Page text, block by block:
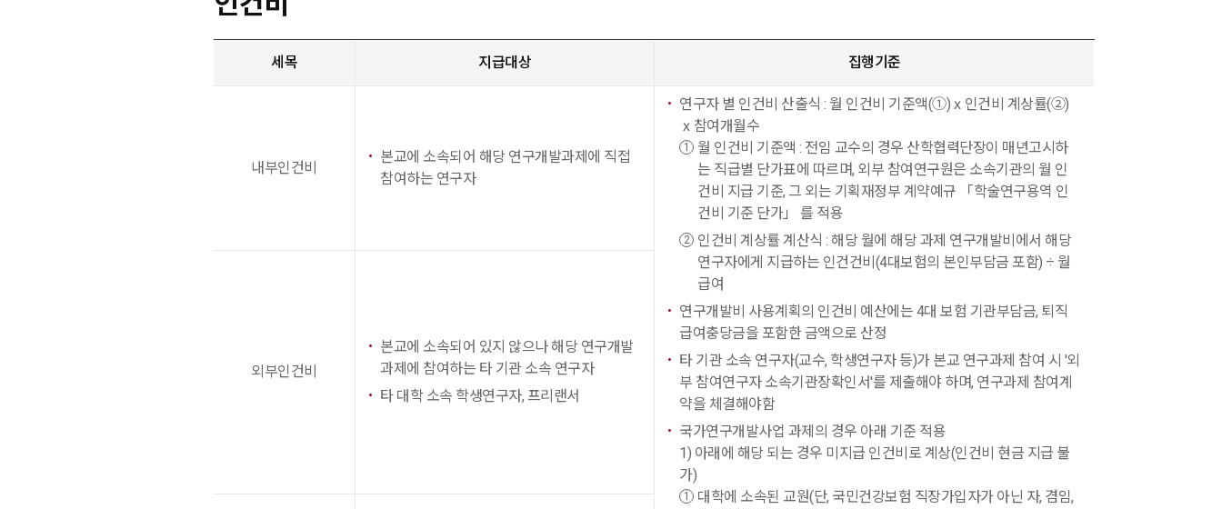
세목 지급대상 집행기준
내부인건비
본교에 소속되어 해당 연구개발과제에 직접
참여하는 연구자
연구자 별 인건비 산출식 : 월 인건비 기준액(①)ⅹ인건비 계상률(②)
ⅹ참여개월수
월 인건비 기준액 : 전임 교수의 경우 산학협력단장이 매년고시하
는 직급별 단가표에 따르며, 외부 참여연구원은 소속기관의 월 인
건비 지급 기준, 그 외는 기획재정부 계약예규 「학술연구용역 인
건비 기준 단가」 를 적용
인건비 계상률 계산식 : 해당 월에 해당 과제 연구개발비에서 해당
연구자에게 지급하는 인건건비(4대보험의 본인부담금 포함) ÷ 월
급여
연구개발비 사용계획의 인건비 예산에는 4대 보험 기관부담금, 퇴직
급여충당금을 포함한 금액으로 산정
타 기관 소속 연구자(교수, 학생연구자 등)가 본교 연구과제 참여 시 '외
부 참여연구자 소속기관장확인서'를 제출해야 하며, 연구과제 참여계
약을 체결해야함
국가연구개발사업 과제의 경우 아래 기준 적용
1) 아래에 해당 되는 경우 미지급 인건비로 계상(인건비 현금 지급 불
가)
대학에 소속된 교원(단, 국민건강보험 직장가입자가 아닌 자, 겸임,
외부인건비
본교에 소속되어 있지 않으나 해당 연구개발
과제에 참여하는 타 기관 소속 연구자
타 대학 소속 학생연구자, 프리랜서